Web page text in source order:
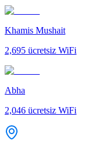
Khamis Mushait
2,695 ücretsiz WiFi
Abha
2,046 ücretsiz WiFi